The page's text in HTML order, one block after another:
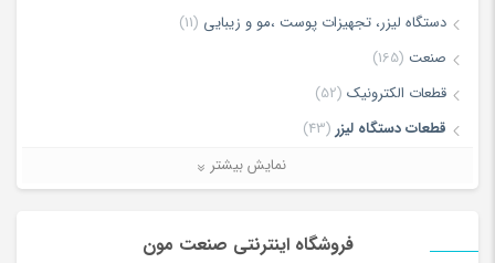
دستگاه لیزر، تجهیزات پوست ،مو و زیبایی (11)
صنعت (165)
قطعات الکترونیک (52)
قطعات دستگاه لیزر (43)
لیزر برش و حکاکی غیر فلزات(7)
نمایش بیشتر
فروشگاه اینترنتی صنعت مون
ذخیره نام، ایمیل و وبسایت من در مرورگر برای زمانی که دوباره دیدگاهی
می‌نویسم.
لطفا پاسخ را به عدد انگلیسی وارد کنید: